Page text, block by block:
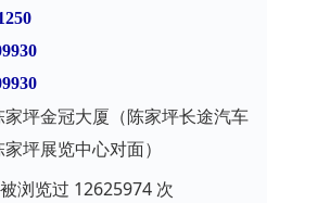
家坪金冠大厦（陈家坪长途汽车
坪展览中心对面）
浏览过 12625974 次